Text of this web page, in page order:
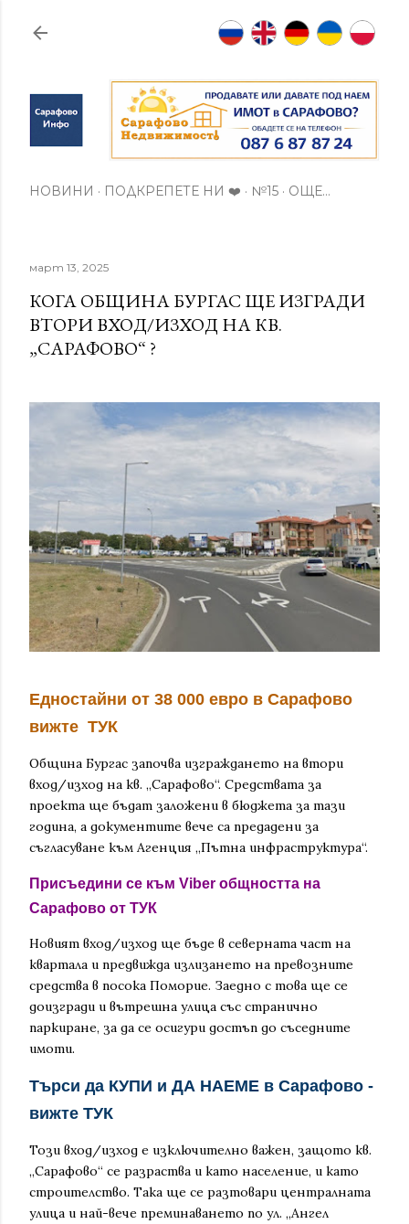
Пропускане към основното съдържание
НОВИНИ ПОДКРЕПЕТЕ НИ ❤️ №15 ОЩЕ…
март 13, 2025
КОГА ОБЩИНА БУРГАС ЩЕ ИЗГРАДИ
ВТОРИ ВХОД/ИЗХОД НА КВ.
„САРАФОВО“ ?
Едностайни от 38 000 евро в Сарафово
вижте ТУК
Община Бургас започва изграждането на втори
вход/изход на кв. „Сарафово“. Средствата за
проекта ще бъдат заложени в бюджета за тази
година, а документите вече са предадени за
съгласуване към Агенция „Пътна инфраструктура“.
Присъедини се към Viber общността на
Сарафово от ТУК
Новият вход/изход ще бъде в северната част на
квартала и предвижда излизането на превозните
средства в посока Поморие. Заедно с това ще се
доизгради и вътрешна улица със странично
паркиране, за да се осигури достъп до съседните
имоти.
Търси да КУПИ и ДА НАЕМЕ в Сарафово -
вижте ТУК
Този вход/изход е изключително важен, защото кв.
„Сарафово“ се разраства и като население, и като
строителство. Така ще се разтовари централната
улица и най-вече преминаването по ул. „Ангел